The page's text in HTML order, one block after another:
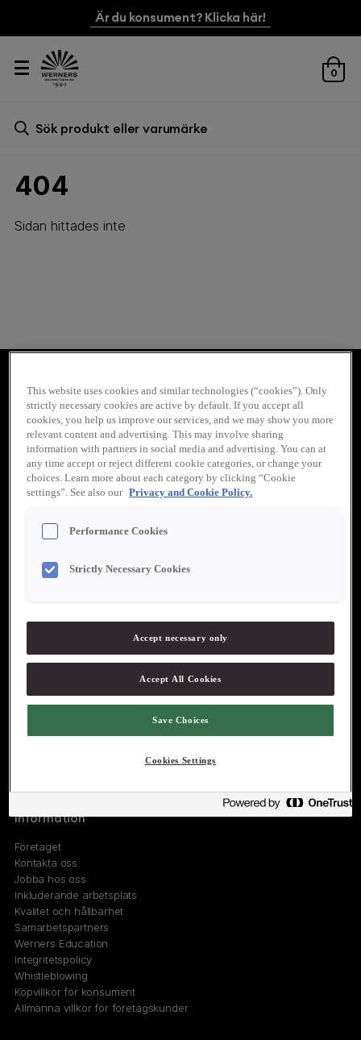
Är du konsument? Klicka här!
0
Sök
404
Sidan hittades inte
”Werners målsättning är att alltid vara i frontlinjen när det gäller
följt företaget sedan starten 1990 och som alltid uppskattas av
532 37 Skara
Marknad-, Försäljningskontor
Information
Företaget
Kontakta oss
Jobba hos oss
Inkluderande arbetsplats
Kvalitet och hållbarhet
Samarbetspartners
Werners Education
Integritetspolicy
Whistleblowing
Köpvillkor för konsument
Allmänna villkor för företagskunder
This website uses cookies and similar technologies (“cookies”). Only
strictly necessary cookies are active by default. If you accept all
cookies, you help us improve our services, and we may show you more
relevant content and advertising. This may involve sharing
information with partners in social media and advertising. You can at
any time accept or reject different cookie categories, or change your
choices. Learn more about each category by clicking “Cookie
settings”. See also our Privacy and Cookie Policy.
Performance Cookies
Strictly Necessary Cookies
Accept necessary only
Accept All Cookies
Save Choices
Cookies Settings